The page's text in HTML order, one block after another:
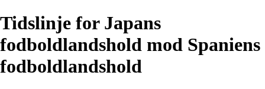
Tidslinje for Japans
fodboldlandshold mod Spaniens
fodboldlandshold